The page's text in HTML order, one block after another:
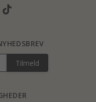
Tilmeld